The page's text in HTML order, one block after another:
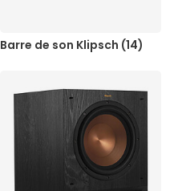
Barre de son Klipsch (14)